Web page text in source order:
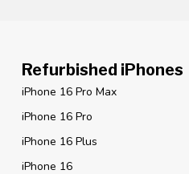
Refurbished iPhones
iPhone 16 Pro Max
iPhone 16 Pro
iPhone 16 Plus
iPhone 16